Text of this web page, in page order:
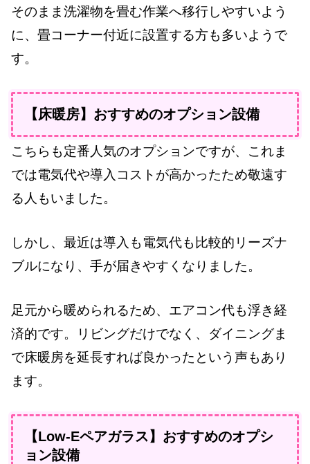
そのまま洗濯物を畳む作業へ移行しやすいよう
に、畳コーナー付近に設置する方も多いようで
す。
【床暖房】おすすめのオプション設備
こちらも定番人気のオプションですが、これま
では電気代や導入コストが高かったため敬遠す
る人もいました。
しかし、最近は導入も電気代も比較的リーズナ
ブルになり、手が届きやすくなりました。
足元から暖められるため、エアコン代も浮き経
済的です。リビングだけでなく、ダイニングま
で床暖房を延長すれば良かったという声もあり
ます。
【Low-Eペアガラス】おすすめのオプシ
ョン設備